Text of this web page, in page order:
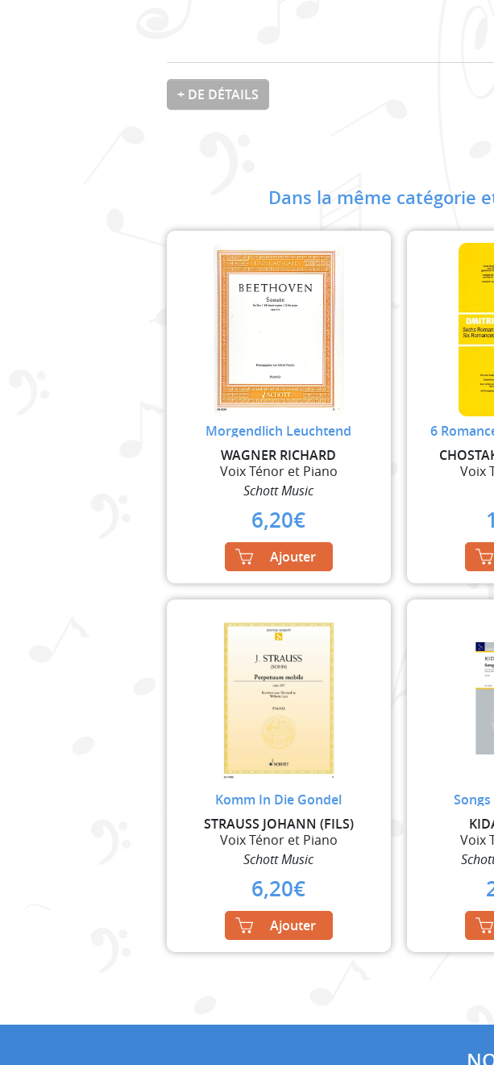
+ DE DÉTAILS
Dans la même catégorie
Morgendlich Leuchtend
WAGNER RICHARD
Voix Ténor et Piano
Schott Music
6,20€
Ajouter
6
Voix
Komm In Die Gondel
STRAUSS JOHANN (FILS)
Voix Ténor et Piano
Schott Music
6,20€
Ajouter
Voix